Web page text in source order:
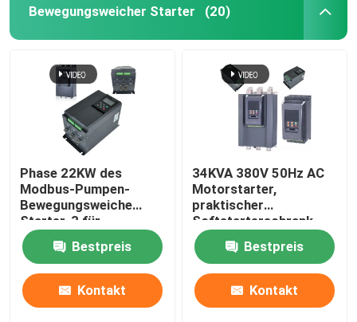
Bewegungsweicher Starter (20)
Phase 22KW des
Modbus-Pumpen-
Bewegungsweiche
Starter-3 für
Bauernhöfe mit
ViehhaltungBestpreis
Kontakt
34KVA 380V 50Hz AC
Motorstarter,
praktischer
Softstarterschrank
Bestpreis
Kontakt